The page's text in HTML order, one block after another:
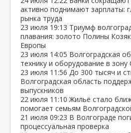
активно поднимают зарплаты:
рынка труда
23 июля 19:13 Триумф
плавания: золото Полины
Европы
23 июля 14:05 Волгоградская
технику и оборудование в
23 июля 11:56 До 300 тысяч и
Волгоградская область
выпускников
22 июля 11:10 Жильё стало
помогает семьям
21 июля 09:23 В Волгограде
процессуальная проверка